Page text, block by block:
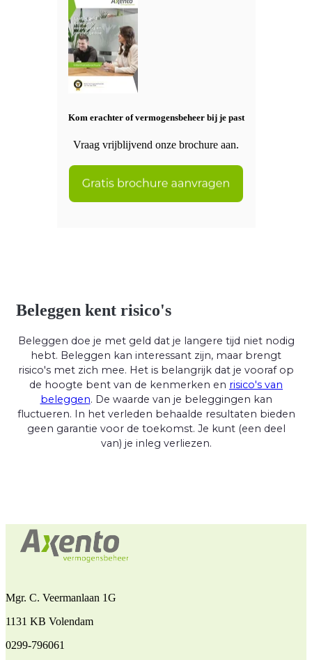
Kom erachter of vermogensbeheer bij je past
Vraag vrijblijvend onze brochure aan.
Beleggen kent risico's
Beleggen doe je met geld dat je langere tijd niet nodig
hebt. Beleggen kan interessant zijn, maar brengt
risico's met zich mee. Het is belangrijk dat je vooraf op
de hoogte bent van de kenmerken en risico's van
beleggen. De waarde van je beleggingen kan
fluctueren. In het verleden behaalde resultaten bieden
geen garantie voor de toekomst. Je kunt (een deel
van) je inleg verliezen.
Mgr. C. Veermanlaan 1G
1131 KB Volendam
0299-796061